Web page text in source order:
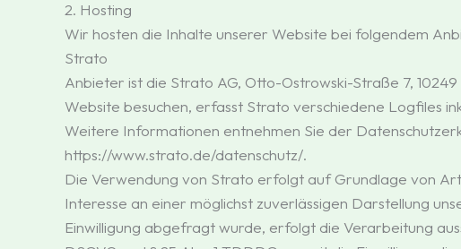
2. Hosting
Wir hosten die Inhalte unserer Website bei folgendem
Strato
Anbieter ist die Strato AG, Otto-Ostrowski-Straße 7,
Website besuchen, erfasst Strato verschiedene Logfiles
Weitere Informationen entnehmen Sie der
https://www.strato.de/datenschutz/.
Die Verwendung von Strato erfolgt auf Grundlage von
Interesse an einer möglichst zuverlässigen Darstellung
Einwilligung abgefragt wurde, erfolgt die Verarbeitung